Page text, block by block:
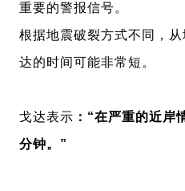
重要的警报信号。
根据地震破裂方式不同，
达的时间可能非常短。
戈达表示 ：“在严重的近岸
分钟。”